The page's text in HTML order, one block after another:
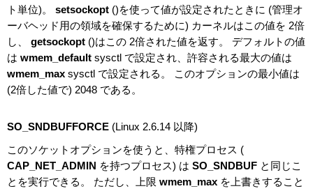
ト単位)。 setsockopt ()を使って値が設定されたときに (管理オ
ーバヘッド用の領域を確保するために) カーネルはこの値を 2倍
し、 getsockopt ()はこの 2倍された値を返す。 デフォルトの値
は wmem_default sysctl で設定され、許容される最大の値は
wmem_max sysctl で設定される。 このオプションの最小値は
(2倍した値で) 2048 である。
SO_SNDBUFFORCE (Linux 2.6.14 以降)
このソケットオプションを使うと、特権プロセス (
CAP_NET_ADMIN を持つプロセス) は SO_SNDBUF と同じこ
とを実行できる。 ただし、上限 wmem_max を上書きすること